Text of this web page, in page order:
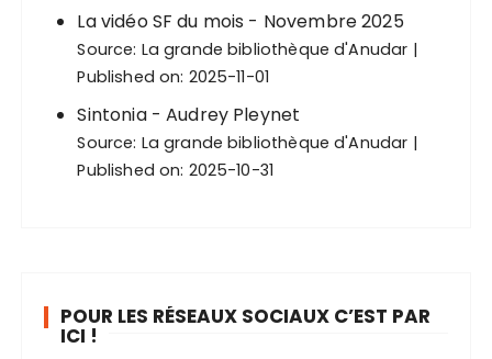
La vidéo SF du mois - Novembre 2025
Source: La grande bibliothèque d'Anudar
Published on: 2025-11-01
Sintonia - Audrey Pleynet
Source: La grande bibliothèque d'Anudar
Published on: 2025-10-31
POUR LES RÉSEAUX SOCIAUX C’EST PAR
ICI !